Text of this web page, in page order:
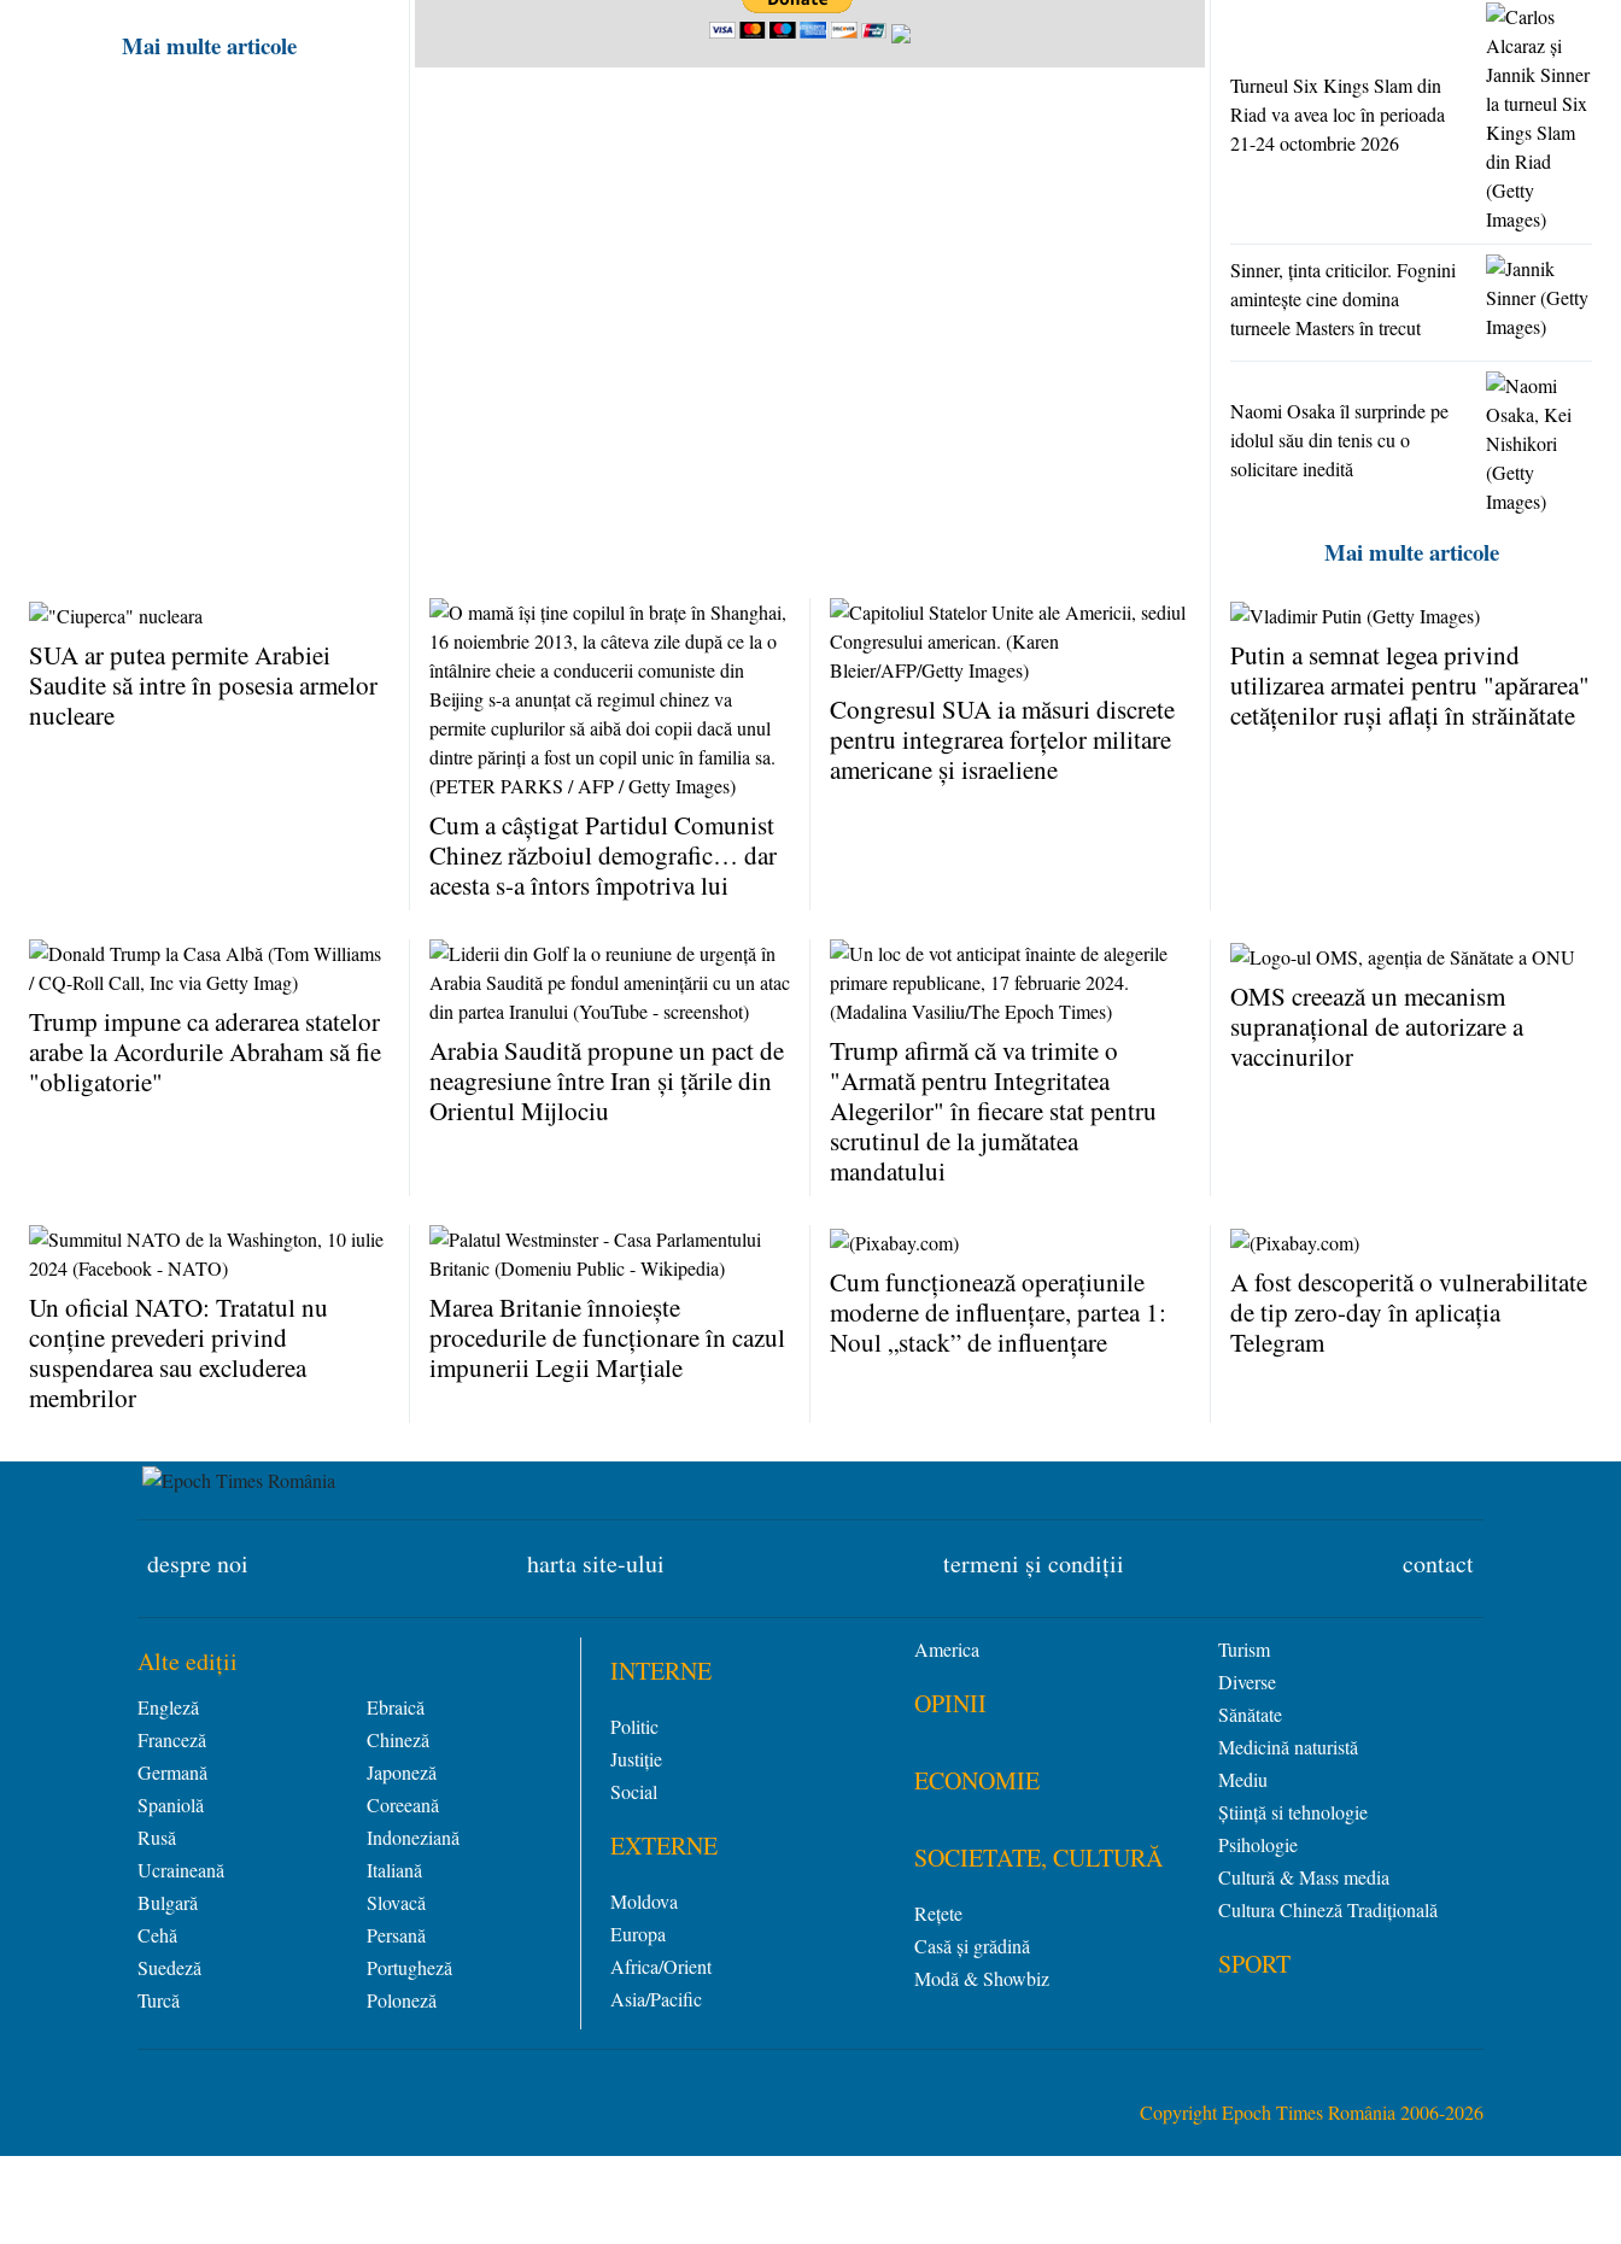
Mai multe articole
Turneul Six Kings Slam din
Riad va avea loc în perioada
21-24 octombrie 2026
Sinner, ţinta criticilor. Fognini
aminteşte cine domina
turneele Masters în trecut
Naomi Osaka îl surprinde pe
idolul său din tenis cu o
solicitare inedită
Mai multe articole
SUA ar putea permite Arabiei
Saudite să intre în posesia armelor
nucleare
Cum a câştigat Partidul Comunist
Chinez războiul demografic… dar
acesta s-a întors împotriva lui
Congresul SUA ia măsuri discrete
pentru integrarea forţelor militare
americane şi israeliene
Putin a semnat legea privind
utilizarea armatei pentru "apărarea"
cetăţenilor ruşi aflaţi în străinătate
Trump impune ca aderarea statelor
arabe la Acordurile Abraham să fie
"obligatorie"
Arabia Saudită propune un pact de
neagresiune între Iran şi ţările din
Orientul Mijlociu
Trump afirmă că va trimite o
"Armată pentru Integritatea
Alegerilor" în fiecare stat pentru
scrutinul de la jumătatea
mandatului
OMS creează un mecanism
supranaţional de autorizare a
vaccinurilor
Un oficial NATO: Tratatul nu
conţine prevederi privind
suspendarea sau excluderea
membrilor
Marea Britanie înnoieşte
procedurile de funcţionare în cazul
impunerii Legii Marţiale
Cum funcţionează operaţiunile
moderne de influenţare, partea 1:
Noul „stack” de influenţare
A fost descoperită o vulnerabilitate
de tip zero-day în aplicaţia
Telegram
despre noi harta site-ului termeni și condiții contact
Alte ediții
Engleză
Ebraică
Franceză
Chineză
Germană
Japoneză
Spaniolă
Coreeană
Rusă
Indoneziană
Ucraineană
Italiană
Bulgară
Slovacă
Cehă
Persană
Suedeză
Portugheză
Turcă
Poloneză
INTERNE
Politic
Justiție
Social
EXTERNE
Moldova
Europa
Africa/Orient
Asia/Pacific
America
OPINII
ECONOMIE
SOCIETATE, CULTURĂ
Rețete
Casă și grădină
Modă & Showbiz
Turism
Diverse
Sănătate
Medicină naturistă
Mediu
Știință si tehnologie
Psihologie
Cultură & Mass media
Cultura Chineză Tradiţională
SPORT
Copyright Epoch Times România 2006-2026